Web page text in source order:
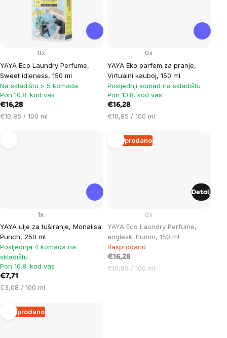
YAYA Eco Laundry Perfume,
Sweet idleness, 150 ml
0x
Na skladištu > 5 komada
Pon 10.8. kod vas
€16,28
Cijena
€10,85 / 100 ml
YAYA Eko parfem za pranje,
Virtualni kauboj, 150 ml
0x
Posljednji komad na skladištu
Pon 10.8. kod vas
€16,28
Cijena
€10,85 / 100 ml
YAYA ulje za tuširanje, Monalisa
Punch, 250 ml
1x
Posljednja 4 komada na
skladištu
Pon 10.8. kod vas
€7,71
Cijena
€3,08 / 100 ml
Rasprodano
YAYA Eco Laundry Perfume,
engleski humor, 150 ml
0x
Rasprodano
€16,28
Cijena
€10,85 / 100 ml
Detalj
Rasprodano